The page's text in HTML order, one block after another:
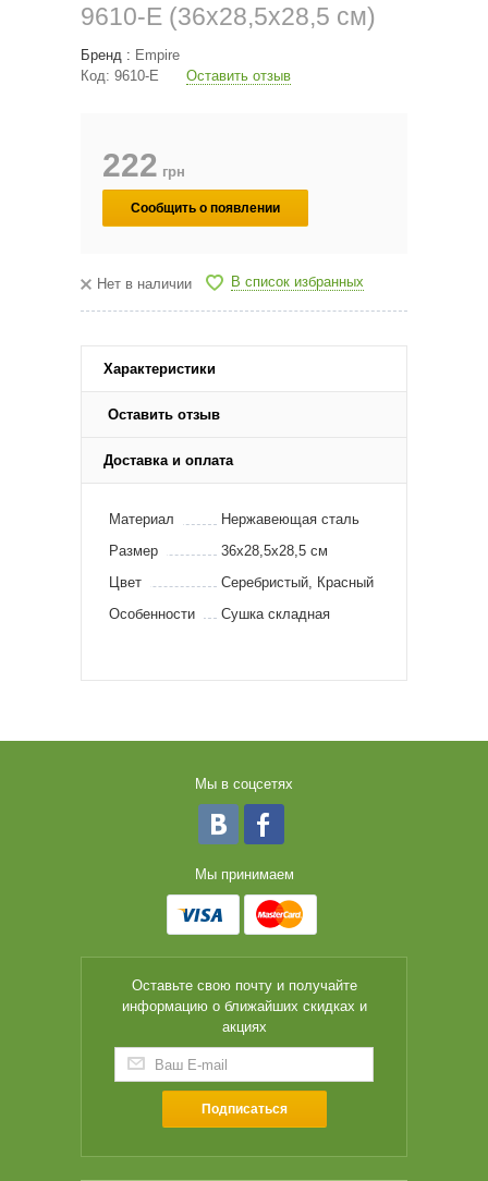
9610-E (36х28,5х28,5 см)
Бренд : Empire
Код: 9610-E Оставить отзыв
222 грн
Сообщить о появлении
Нет в наличии В список избранных
Характеристики
Оставить отзыв
Доставка и оплата
Материал
Нержавеющая сталь
Размер
36х28,5х28,5 см
Цвет
Серебристый, Красный
Особенности
Сушка складная
Мы в соцсетях
Мы принимаем
Оставьте свою почту и получайте
информацию о ближайших скидках и
акциях
Подписаться